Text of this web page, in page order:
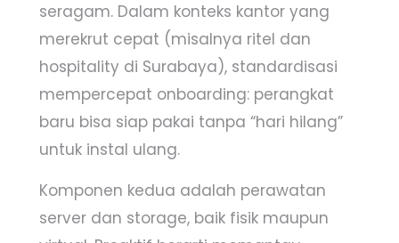
seragam. Dalam konteks kantor yang
merekrut cepat (misalnya ritel dan
hospitality di Surabaya), standardisasi
mempercepat onboarding: perangkat
baru bisa siap pakai tanpa “hari hilang”
untuk instal ulang.
Komponen kedua adalah perawatan
server dan storage, baik fisik maupun